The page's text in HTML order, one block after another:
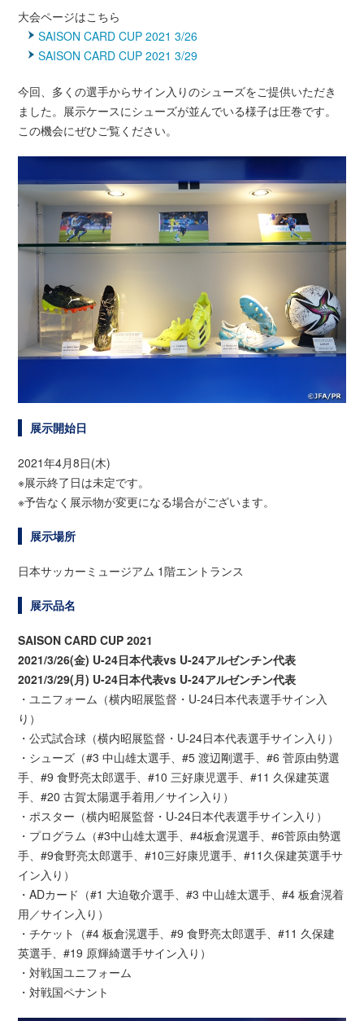
大会ページはこちら
SAISON CARD CUP 2021 3/26
SAISON CARD CUP 2021 3/29
今回、多くの選手からサイン入りのシューズをご提供いただき
ました。展示ケースにシューズが並んでいる様子は圧巻です。
この機会にぜひご覧ください。
展示開始日
2021年4月8日(木)
※展示終了日は未定です。
※予告なく展示物が変更になる場合がございます。
展示場所
日本サッカーミュージアム 1階エントランス
展示品名
SAISON CARD CUP 2021
2021/3/26(金) U-24日本代表vs U-24アルゼンチン代表
2021/3/29(月) U-24日本代表vs U-24アルゼンチン代表
・ユニフォーム（横内昭展監督・U-24日本代表選手サイン入
り）
・公式試合球（横内昭展監督・U-24日本代表選手サイン入り）
・シューズ（#3 中山雄太選手、#5 渡辺剛選手、#6 菅原由勢選
手、#9 食野亮太郎選手、#10 三好康児選手、#11 久保建英選
手、#20 古賀太陽選手着用／サイン入り）
・ポスター（横内昭展監督・U-24日本代表選手サイン入り）
・プログラム（#3中山雄太選手、#4板倉滉選手、#6菅原由勢選
手、#9食野亮太郎選手、#10三好康児選手、#11久保建英選手サ
イン入り）
・ADカード（#1 大迫敬介選手、#3 中山雄太選手、#4 板倉滉着
用／サイン入り）
・チケット（#4 板倉滉選手、#9 食野亮太郎選手、#11 久保建
英選手、#19 原輝綺選手サイン入り）
・対戦国ユニフォーム
・対戦国ペナント